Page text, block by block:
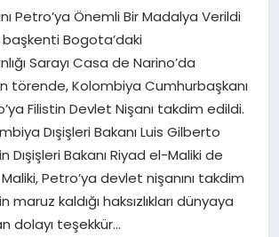
Petro’ya Önemli Bir Madalya Verildi
başkenti Bogota’daki
Sarayı Casa de Narino’da
törende, Kolombiya Cumhurbaşkanı
Filistin Devlet Nişanı takdim edildi.
Dışişleri Bakanı Luis Gilberto
Dışişleri Bakanı Riyad el-Maliki de
Petro’ya devlet nişanını takdim
maruz kaldığı haksızlıkları dünyaya
dolayı teşekkür…